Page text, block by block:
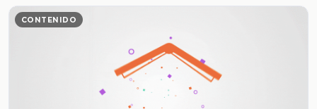
CONTENIDO